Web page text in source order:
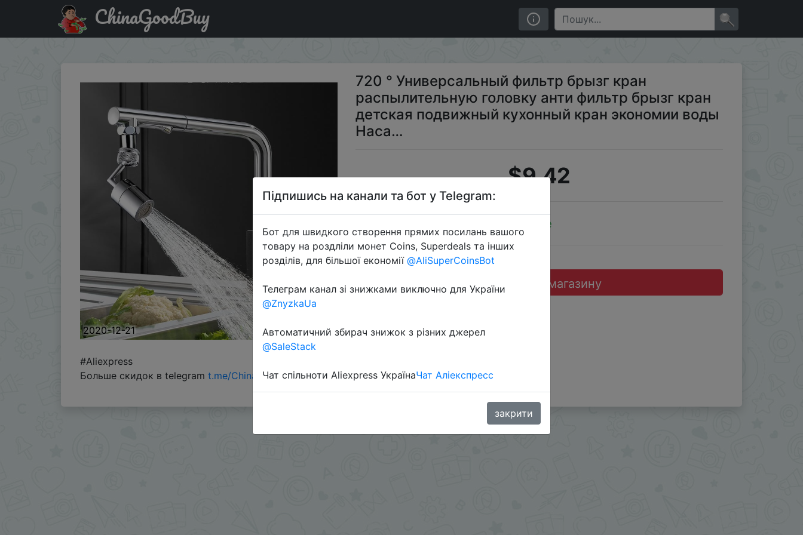
Знижка на 720 ° Универсальный фильтр брызг кран распылительную головку анти фильтр брызг кран детская подвижный кухонный кран экономии воды Наса…
ChinaGoodBuy
2020-12-21
720 ° Универсальный фильтр брызг кран
распылительную головку анти фильтр брызг кран
детская подвижный кухонный кран экономии воды
Наса…
$9.42
Sale
Перейти до магазину
#Aliexpress
Больше скидок в telegram t.me/ChinaGoodBuy
Підпишись на канали та бот у Telegram:
Бот для швидкого створення прямих посилань вашого
товару на роздліли монет Coins, Superdeals та інших
розділів, для більшої економії @AliSuperCoinsBot
Телеграм канал зі знижками виключно для України
@ZnyzkaUa
Автоматичний збирач знижок з різних джерел
@SaleStack
Чат спільноти Aliexpress УкраїнаЧат Аліекспресс
закрити